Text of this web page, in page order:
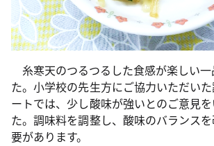
糸寒天のつるつるした食感が楽しい
た。小学校の先生方にご協力いただい
ートでは、少し酸味が強いとのご意見
た。調味料を調整し、酸味のバランス
要があります。